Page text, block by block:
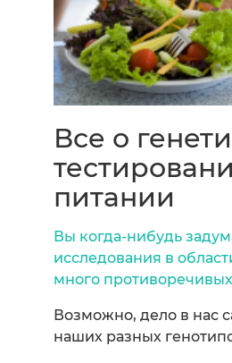
Все о
питании
Вы когда-нибудь
исследования в
много противоречивых
Возможно, дело в нас
наших разных